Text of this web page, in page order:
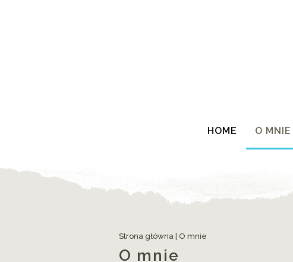
HOME O MNIE
Strona główna O mnie
O mnie